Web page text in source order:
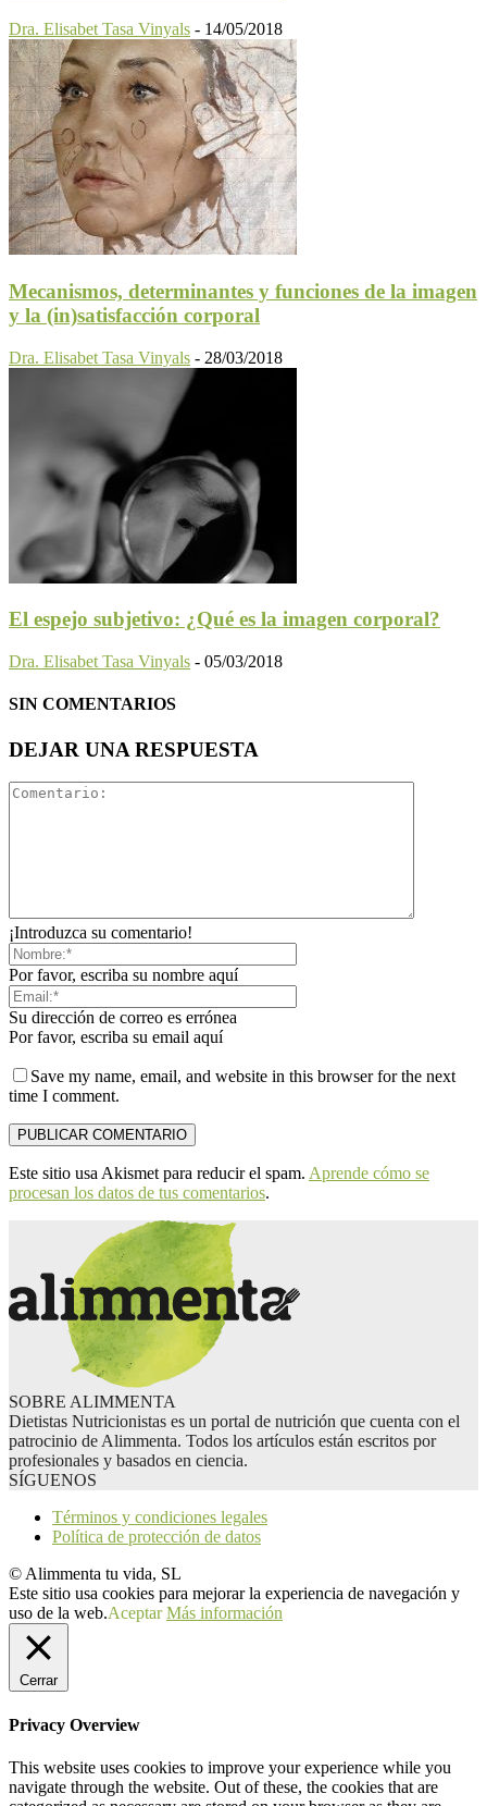
Dra. Elisabet Tasa Vinyals - 14/05/2018
Mecanismos, determinantes y funciones de la imagen
y la (in)satisfacción corporal
Dra. Elisabet Tasa Vinyals - 28/03/2018
El espejo subjetivo: ¿Qué es la imagen corporal?
Dra. Elisabet Tasa Vinyals - 05/03/2018
SIN COMENTARIOS
DEJAR UNA RESPUESTA
¡Introduzca su comentario!
Por favor, escriba su nombre aquí
Su dirección de correo es errónea
Por favor, escriba su email aquí
Save my name, email, and website in this browser for the next
time I comment.
Este sitio usa Akismet para reducir el spam. Aprende cómo se
procesan los datos de tus comentarios.
SOBRE ALIMMENTA
Dietistas Nutricionistas es un portal de nutrición que cuenta con el
patrocinio de Alimmenta. Todos los artículos están escritos por
profesionales y basados en ciencia.
SÍGUENOS
Términos y condiciones legales
Política de protección de datos
© Alimmenta tu vida, SL
Este sitio usa cookies para mejorar la experiencia de navegación y
uso de la web.Aceptar Más información
Cerrar
Privacy Overview
This website uses cookies to improve your experience while you
navigate through the website. Out of these, the cookies that are